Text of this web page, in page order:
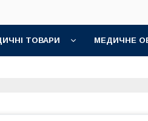
ТОВАРИ МЕДИЧНЕ